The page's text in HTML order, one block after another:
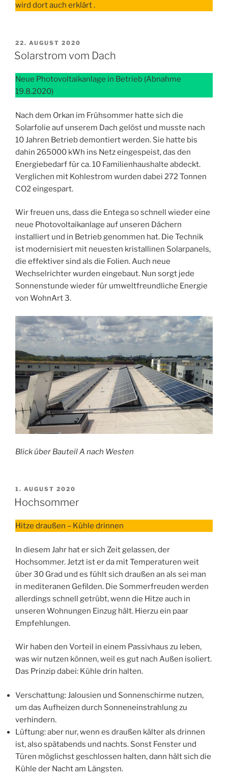
wird dort auch erklärt .
VERÖFFENTLICHT
AM
22. AUGUST 2020
Solarstrom vom Dach
Neue Photovoltaikanlage in Betrieb (Abnahme
19.8.2020)
Nach dem Orkan im Frühsommer hatte sich die
Solarfolie auf unserem Dach gelöst und musste nach
10 Jahren Betrieb demontiert werden. Sie hatte bis
dahin 265000 kWh ins Netz eingespeist, das den
Energiebedarf für ca. 10 Familienhaushalte abdeckt.
Verglichen mit Kohlestrom wurden dabei 272 Tonnen
CO2 eingespart.
Wir freuen uns, dass die Entega so schnell wieder eine
neue Photovoltaikanlage auf unseren Dächern
installiert und in Betrieb genommen hat. Die Technik
ist modernisiert mit neuesten kristallinen Solarpanels,
die effektiver sind als die Folien. Auch neue
Wechselrichter wurden eingebaut. Nun sorgt jede
Sonnenstunde wieder für umweltfreundliche Energie
von WohnArt 3.
Blick über Bauteil A nach Westen
VERÖFFENTLICHT
AM
1. AUGUST 2020
Hochsommer
Hitze draußen – Kühle drinnen
In diesem Jahr hat er sich Zeit gelassen, der
Hochsommer. Jetzt ist er da mit Temperaturen weit
über 30 Grad und es fühlt sich draußen an als sei man
in mediteranen Gefilden. Die Sommerfreuden werden
allerdings schnell getrübt, wenn die Hitze auch in
unseren Wohnungen Einzug hält. Hierzu ein paar
Empfehlungen.
Wir haben den Vorteil in einem Passivhaus zu leben,
was wir nutzen können, weil es gut nach Außen isoliert.
Das Prinzip dabei: Kühle drin halten.
Verschattung: Jalousien und Sonnenschirme nutzen,
um das Aufheizen durch Sonneneinstrahlung zu
verhindern.
Lüftung: aber nur, wenn es draußen kälter als drinnen
ist, also spätabends und nachts. Sonst Fenster und
Türen möglichst geschlossen halten, dann hält sich die
Kühle der Nacht am Längsten.